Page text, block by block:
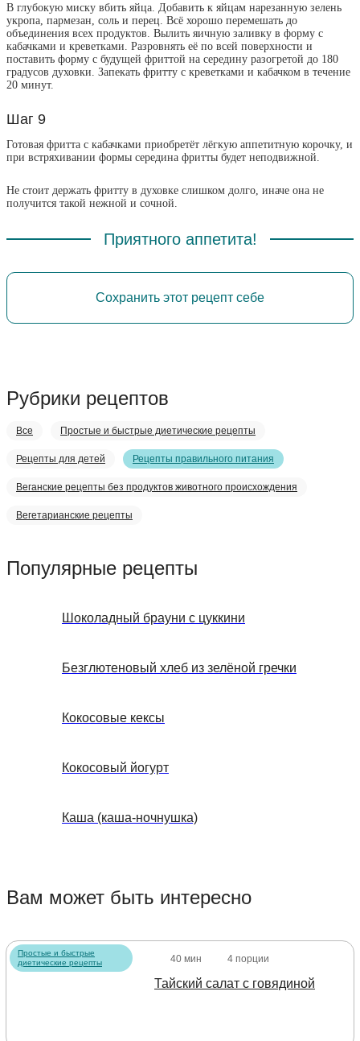
В глубокую миску вбить яйца. Добавить к яйцам нарезанную зелень
укропа, пармезан, соль и перец. Всё хорошо перемешать до
объединения всех продуктов. Вылить яичную заливку в форму с
кабачками и креветками. Разровнять её по всей поверхности и
поставить форму с будущей фриттой на середину разогретой до 180
градусов духовки. Запекать фритту с креветками и кабачком в течение
20 минут.
Шаг 9
Готовая фритта с кабачками приобретёт лёгкую аппетитную корочку, и
при встряхивании формы середина фритты будет неподвижной.
Не стоит держать фритту в духовке слишком долго, иначе она не
получится такой нежной и сочной.
Приятного аппетита!
Сохранить этот рецепт себе
Рубрики рецептов
Все Простые и быстрые диетические рецепты
Рецепты для детей Рецепты правильного питания
Веганские рецепты без продуктов животного происхождения
Вегетарианские рецепты
Популярные рецепты
Шоколадный брауни с цуккини
Безглютеновый хлеб из зелёной гречки
Кокосовые кексы
Кокосовый йогурт
Каша (каша-ночнушка)
Вам может быть интересно
Простые и быстрые
диетические рецепты
40 мин 4 порции
Тайский салат с говядиной